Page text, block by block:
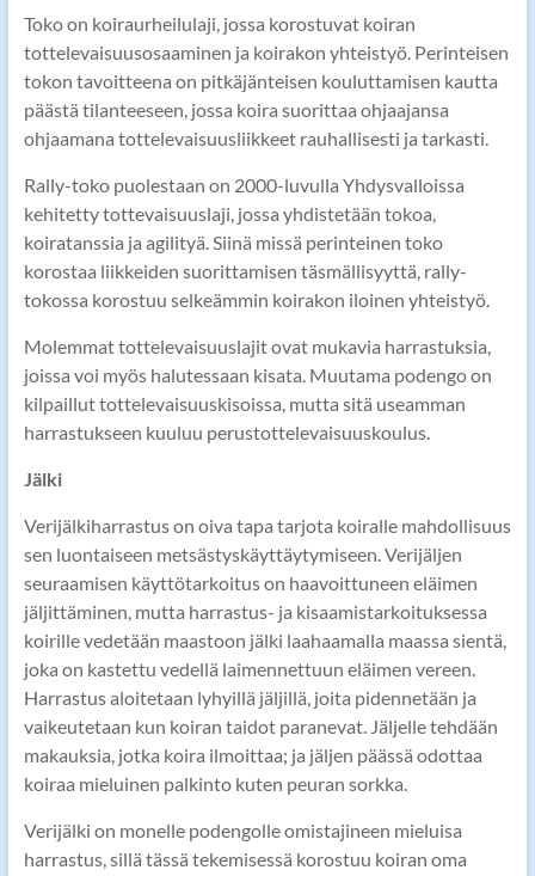
Toko on koiraurheilulaji, jossa korostuvat koiran
tottelevaisuusosaaminen ja koirakon yhteistyö. Perinteisen
tokon tavoitteena on pitkäjänteisen kouluttamisen kautta
päästä tilanteeseen, jossa koira suorittaa ohjaajansa
ohjaamana tottelevaisuusliikkeet rauhallisesti ja tarkasti.
Rally-toko puolestaan on 2000-luvulla Yhdysvalloissa
kehitetty tottevaisuuslaji, jossa yhdistetään tokoa,
koiratanssia ja agilityä. Siinä missä perinteinen toko
korostaa liikkeiden suorittamisen täsmällisyyttä, rally-
tokossa korostuu selkeämmin koirakon iloinen yhteistyö.
Molemmat tottelevaisuuslajit ovat mukavia harrastuksia,
joissa voi myös halutessaan kisata. Muutama podengo on
kilpaillut tottelevaisuuskisoissa, mutta sitä useamman
harrastukseen kuuluu perustottelevaisuuskoulus.
Jälki
Verijälkiharrastus on oiva tapa tarjota koiralle mahdollisuus
sen luontaiseen metsästyskäyttäytymiseen. Verijäljen
seuraamisen käyttötarkoitus on haavoittuneen eläimen
jäljittäminen, mutta harrastus- ja kisaamistarkoituksessa
koirille vedetään maastoon jälki laahaamalla maassa sientä,
joka on kastettu vedellä laimennettuun eläimen vereen.
Harrastus aloitetaan lyhyillä jäljillä, joita pidennetään ja
vaikeutetaan kun koiran taidot paranevat. Jäljelle tehdään
makauksia, jotka koira ilmoittaa; ja jäljen päässä odottaa
koiraa mieluinen palkinto kuten peuran sorkka.
Verijälki on monelle podengolle omistajineen mieluisa
harrastus, sillä tässä tekemisessä korostuu koiran oma